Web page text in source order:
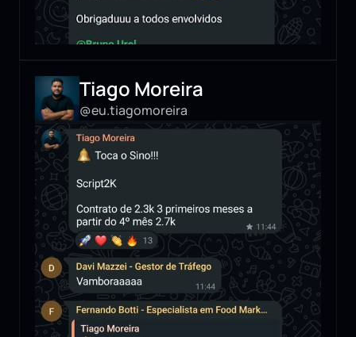
Tiago Moreira
@eu.tiagomoreira